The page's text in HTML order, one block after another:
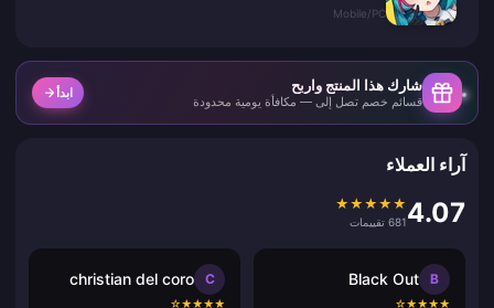
Mobile/PC
شارك هذا المنتج واربح
قسائم خصم تصل إلى — مكافأة يومية محدودة
ابدأ
آراء العملاء
4.07
★
★
★
★
★
681 تقييمات
B
Black Out
★
★
★
★
☆
C
christian del coro
★
★
★
★
☆